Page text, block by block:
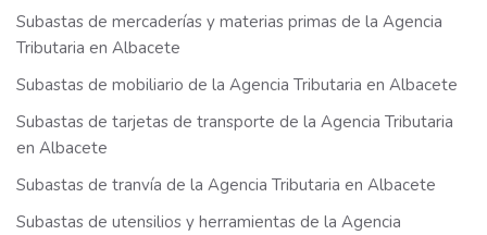
Subastas de mercaderías y materias primas de la Agencia
Tributaria en Albacete
Subastas de mobiliario de la Agencia Tributaria en Albacete
Subastas de tarjetas de transporte de la Agencia Tributaria
en Albacete
Subastas de tranvía de la Agencia Tributaria en Albacete
Subastas de utensilios y herramientas de la Agencia